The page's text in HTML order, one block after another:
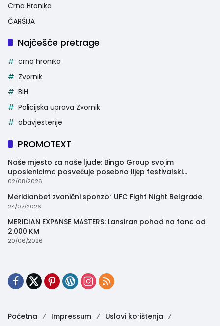
Crna Hronika
ČARŠIJA
Najčešće pretrage
crna hronika
Zvornik
BiH
Policijska uprava Zvornik
obavjestenje
PROMOTEXT
Naše mjesto za naše ljude: Bingo Group svojim
uposlenicima posvećuje posebno lijep festivalski
trenutak
02/08/2026
Meridianbet zvanični sponzor UFC Fight Night Belgrade
24/07/2026
MERIDIAN EXPANSE MASTERS: Lansiran pohod na fond od
2.000 KM
20/06/2026
Početna Impressum
Uslovi korištenja